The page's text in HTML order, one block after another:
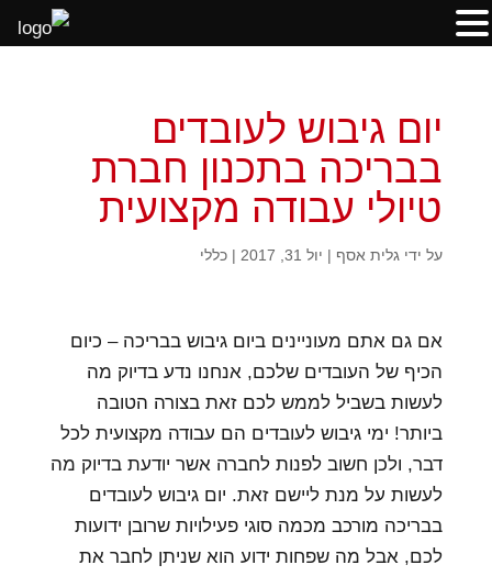
יום גיבוש לעובדים
בבריכה בתכנון חברת
טיולי עבודה מקצועית
על ידי גלית אסף | יול 31, 2017 | כללי
אם גם אתם מעוניינים ביום גיבוש בבריכה – כיום
הכיף של העובדים שלכם, אנחנו נדע בדיוק מה
לעשות בשביל לממש לכם זאת בצורה הטובה
ביותר! ימי גיבוש לעובדים הם עבודה מקצועית לכל
דבר, ולכן חשוב לפנות לחברה אשר יודעת בדיוק מה
לעשות על מנת ליישם זאת. יום גיבוש לעובדים
בבריכה מורכב מכמה סוגי פעילויות שרובן ידועות
לכם, אבל מה שפחות ידוע הוא שניתן לחבר את